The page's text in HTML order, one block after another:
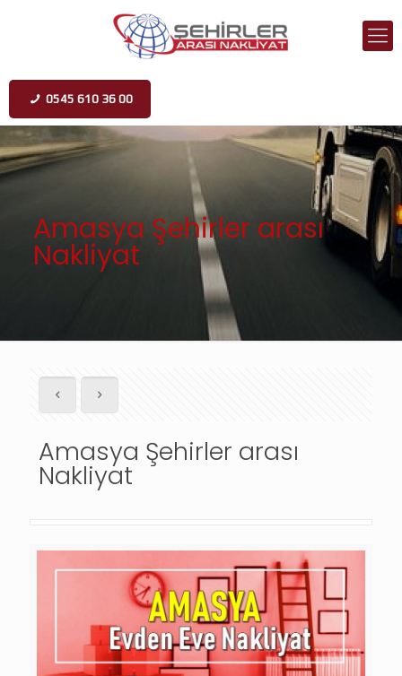
0545 610 36 00
Amasya Şehirler arası
Nakliyat
Amasya Şehirler arası
Nakliyat